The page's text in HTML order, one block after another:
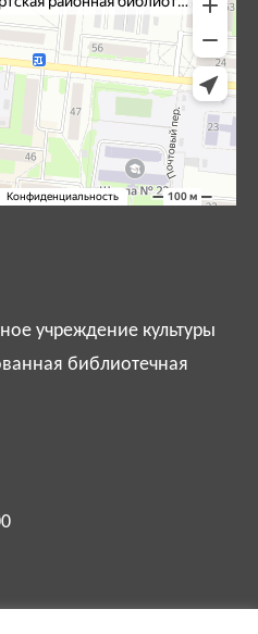
учреждение культуры
библиотечная